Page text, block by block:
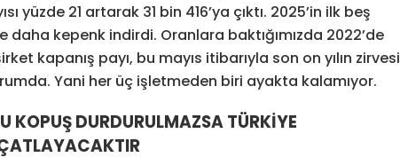
yüzde 21 artarak 31 bin 416’ya çıktı. 2025’in ilk beş
daha kepenk indirdi. Oranlara baktığımızda 2022’de
kapanış payı, bu mayıs itibarıyla son on yılın zirvesi
Yani her üç işletmeden biri ayakta kalamıyor.
KOPUŞ DURDURULMAZSA TÜRKİYE